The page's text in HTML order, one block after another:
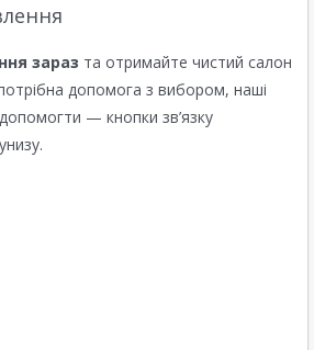
зараз та отримайте чистий салон
допомога з вибором, наші
— кнопки зв’язку